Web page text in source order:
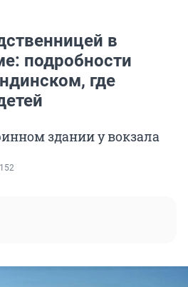
в
подробности
где
здании у вокзала